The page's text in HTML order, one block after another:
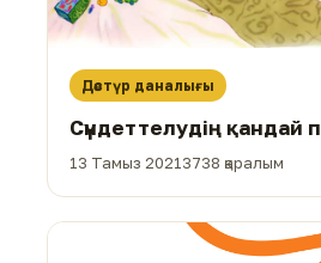
Дәстүр даналығы
Сүндеттелудің қандай
13 Тамыз 20213738 қаралым